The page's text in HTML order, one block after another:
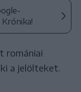
romániai
a jelölteket.